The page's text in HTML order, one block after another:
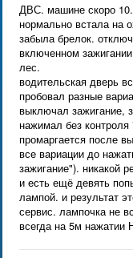
ДВС. машине скоро 10.
нормально встала на
забыла брелок.
включенном
лес.
водительская дверь
пробовал разные
выключал зажигание,
нажимал без
промаргается после
все вариации до
зажигание"). никакой
и есть ещё девять
лампой. и результат
сервис. лампочка не
всегда на 5м нажатии